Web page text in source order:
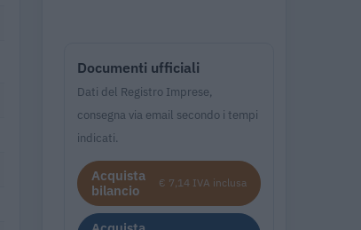
Documenti ufficiali
Dati del Registro Imprese,
consegna via email secondo i tempi
indicati.
Acquista
bilancio
€ 7,14 IVA inclusa